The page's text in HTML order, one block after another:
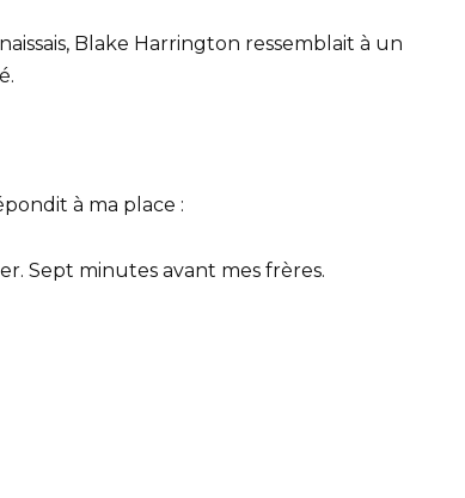
Blake Harrington ressemblait à un
à ma place :
Sept minutes avant mes frères.